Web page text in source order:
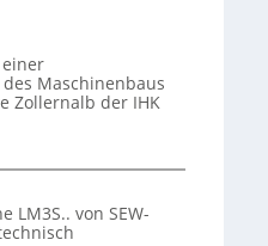
einer
Maschinenbaus
Zollernalb der IHK
LM3S.. von SEW-